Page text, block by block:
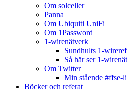
Om solceller
Panna
Om Ubiquiti UniFi
Om 1Password
1-wirenätverk
Sundhults 1-
Så här ser 1-
Om Twitter
Min stående #ffse-
Böcker och referat